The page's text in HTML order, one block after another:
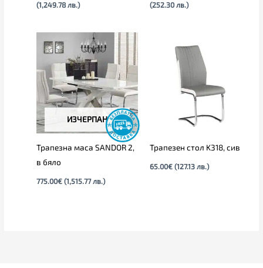
(1,249.78 лв.)
(252.30 лв.)
ИЗЧЕРПАН
Трапезна маса SANDOR 2,
в бяло
775.00€ (1,515.77 лв.)
Трапезен стол K318, сив
65.00€ (127.13 лв.)